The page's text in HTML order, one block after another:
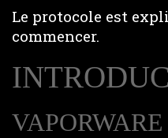
Le protocole est
commencer.
VAPORWARE